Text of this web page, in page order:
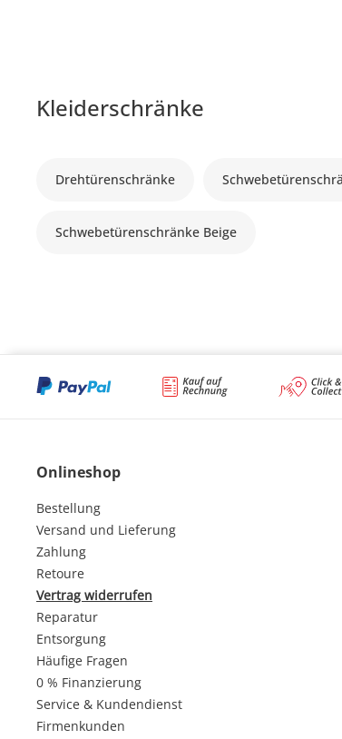
Kleiderschränke
Drehtürenschränke
Schwebetürenschränke Beige
Onlineshop
Bestellung
Versand und Lieferung
Zahlung
Retoure
Vertrag widerrufen
Reparatur
Entsorgung
Häufige Fragen
0 % Finanzierung
Service & Kundendienst
Firmenkunden